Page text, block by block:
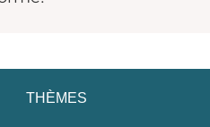
THÈMES